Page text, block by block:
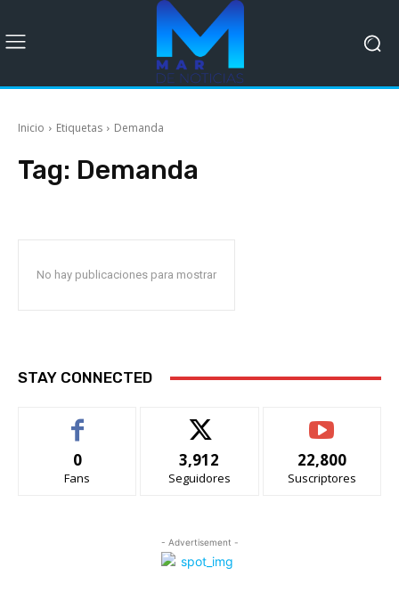
Inicio Etiquetas Demanda
Tag: Demanda
No hay publicaciones para mostrar
STAY CONNECTED
0
Fans
3,912
Seguidores
22,800
Suscriptores
- Advertisement -